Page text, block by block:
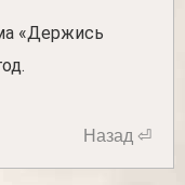
«Держись
Назад ⏎